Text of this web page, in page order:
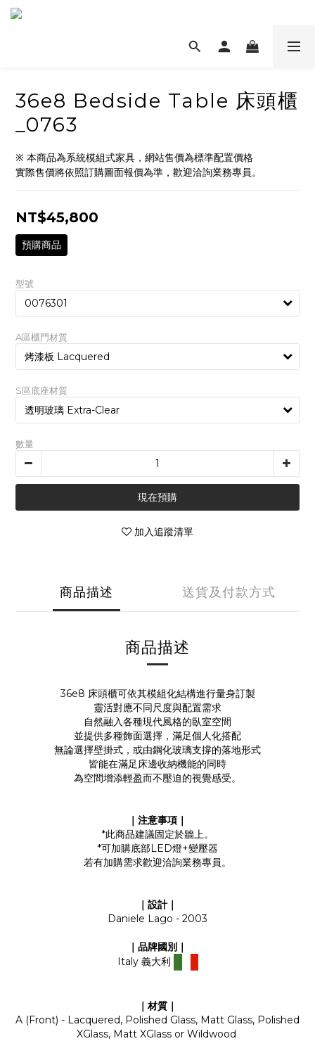
36e8 Bedside Table 床頭櫃
_0763
※ 本商品為系統模組式家具，網站售價為標準配置價格
實際售價將依照訂購圖面報價為準，歡迎洽詢業務專員。
NT$45,800
預購商品
型號
A區櫃門材質
S區底座材質
數量
現在預購
加入追蹤清單
商品描述 送貨及付款方式
商品描述
36e8 床頭櫃可依其模組化結構進行量身訂製
靈活對應不同尺度與配置需求
自然融入各種現代風格的臥室空間
並提供多種飾面選擇，滿足個人化搭配
無論選擇壁掛式，或由鋼化玻璃支撐的落地形式
皆能在滿足床邊收納機能的同時
為空間增添輕盈而不壓迫的視覺感受。
｜注意事項｜
*此商品建議固定於牆上。
*可加購底部LED燈+變壓器
若有加購需求歡迎洽詢業務專員。
｜設計｜
Daniele Lago - 2003
｜品牌國別｜
Italy 義大利
｜材質｜
A (Front) - Lacquered, Polished Glass, Matt Glass, Polished
XGlass, Matt XGlass or Wildwood